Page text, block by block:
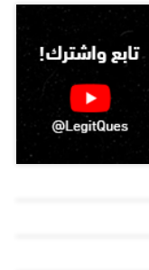
فيه الاستدلال
على الحوسبة
بأنه القدرة على
نطاقها بكفاءة
القيود الواقعية.
الشرق الأوسط